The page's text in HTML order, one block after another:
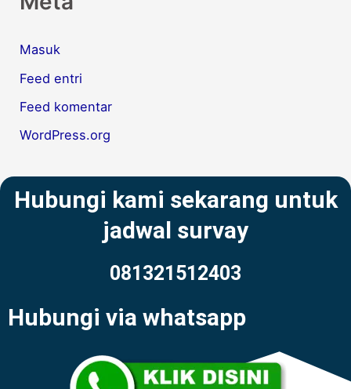
Masuk
Feed entri
Feed komentar
WordPress.org
Hubungi kami sekarang untuk
jadwal survay
081321512403
Hubungi via whatsapp